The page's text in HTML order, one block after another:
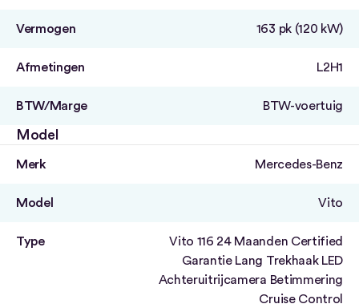
Vermogen 163 pk (120 kW)
Afmetingen L2H1
BTW/Marge BTW-voertuig
Model
Merk Mercedes-Benz
Model Vito
Type
Vito 116 24 Maanden Certified
Garantie Lang Trekhaak LED
Achteruitrijcamera Betimmering
Cruise Control